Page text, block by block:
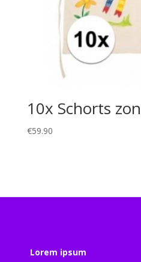
10x Schorts
€59.90
Lorem ipsum